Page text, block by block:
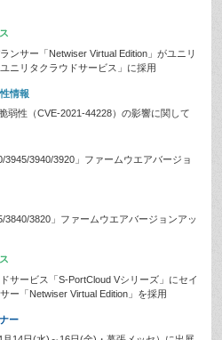
ンサー「Netwiser Virtual Edition」がユニリ
ニリタクラウドサービス」に採用
情報
弱性（CVE-2021-44228）の影響に関して
3945/3940/3920」ファームウエアバージョ
3840/3820」ファームウエアバージョンアッ
サービス「S-PortCloud Vシリーズ」にセイ
ー「Netwiser Virtual Edition」を採用
ー